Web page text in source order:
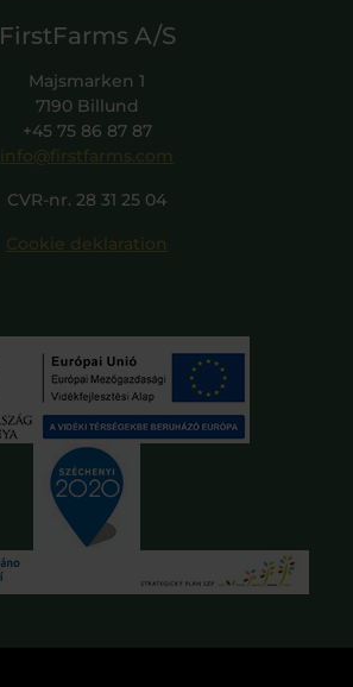
FirstFarms A/S
Majsmarken 1
7190 Billund
+45 75 86 87 87
info@firstfarms.com
CVR-nr. 28 31 25 04
Cookie deklaration